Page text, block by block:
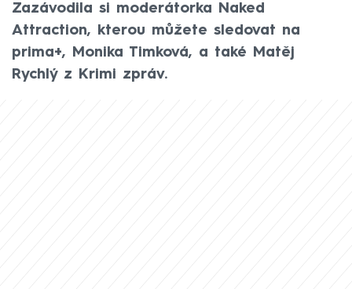
Zazávodila si moderátorka Naked
Attraction, kterou můžete sledovat na
prima+, Monika Timková, a také Matěj
Rychlý z Krimi zpráv.